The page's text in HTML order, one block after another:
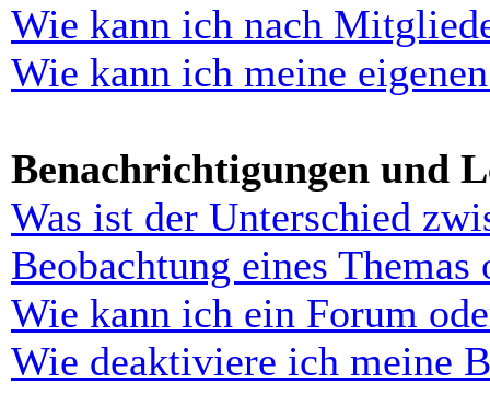
Wie kann ich nach
Wie kann ich meine
Benachrichtigungen und
Was ist der Unterschied
Beobachtung eines Themas
Wie kann ich ein Forum
Wie deaktiviere ich meine